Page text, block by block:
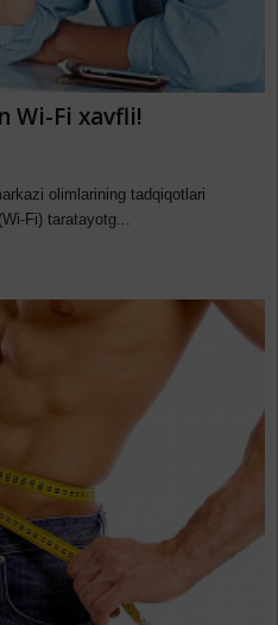
Wi-Fi xavfli!
olimlarining tadqiqotlari
Fi) taratayotg...